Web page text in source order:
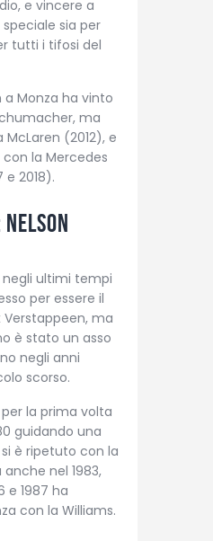
e vincere a
sia per
tutti i tifosi del
a Monza ha vinto
ma
(2012), e
la Mercedes
e 2018).
Nelson
negli ultimi tempi
per essere il
ma
è stato un asso
negli anni
scorso.
la prima volta
guidando una
è ripetuto con la
nel 1983,
e 1987 ha
con la Williams.